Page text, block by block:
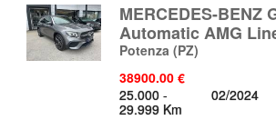
MERCEDES-BENZ
Automatic AMG
Potenza (PZ)
38900.00 €
25.000 -
29.999 Km
02/2024